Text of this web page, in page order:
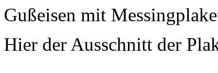
Gußeisen mit
Hier der Ausschnitt der